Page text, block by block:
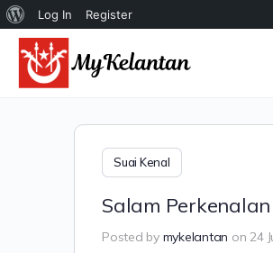
Tentang
WordPress
Log In Register
Suai Kenal
Salam Perkenalan
Posted by mykelantan on 24